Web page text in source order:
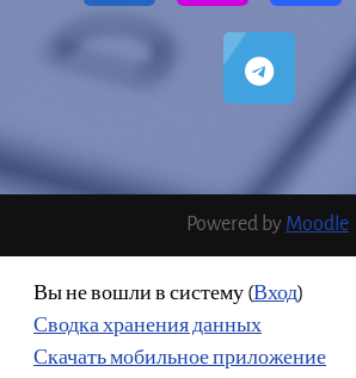
Powered byMoodle
Вы не вошли в систему (Вход)
Сводка хранения данных
Скачать мобильное приложение